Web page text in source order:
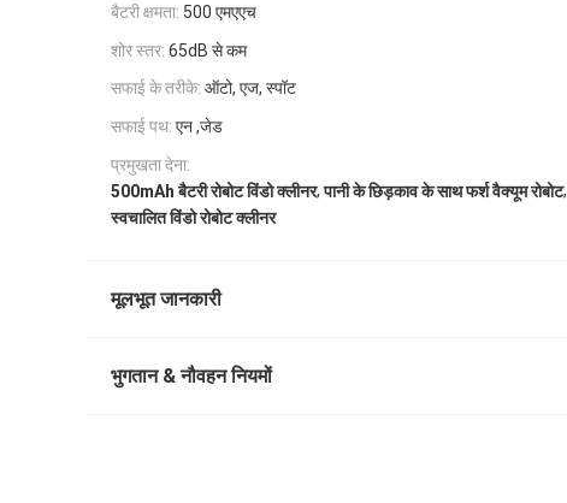
बैटरी क्षमता: 500 एमएएच
शोर स्तर: 65dB से कम
सफाई के तरीके: ऑटो, एज, स्पॉट
सफाई पथ: एन ,जेड
प्रमुखता देना:
500mAh बैटरी रोबोट विंडो क्लीनर,पानी के छिड़काव के साथ फर्श वैक्यूम रोबोट,
स्वचालित विंडो रोबोट क्लीनर
मूलभूत जानकारी
भुगतान & नौवहन नियमों